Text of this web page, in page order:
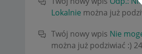
Lokalnie można już
Twój nowy wpis Nie
można już podziwiać :)